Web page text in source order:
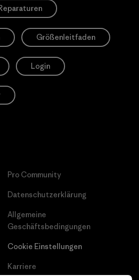
Größenleitfaden
Login
Pro Community
Datenschutzerklärung
Allgemeine
Geschäftsbedingungen
Cookie Einstellungen
Karriere